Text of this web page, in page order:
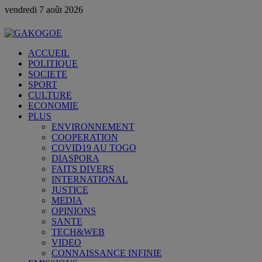
vendredi 7 août 2026
ACCUEIL
POLITIQUE
SOCIETE
SPORT
CULTURE
ECONOMIE
PLUS
ENVIRONNEMENT
COOPERATION
COVID19 AU TOGO
DIASPORA
FAITS DIVERS
INTERNATIONAL
JUSTICE
MEDIA
OPINIONS
SANTE
TECH&WEB
VIDEO
CONNAISSANCE INFINIE